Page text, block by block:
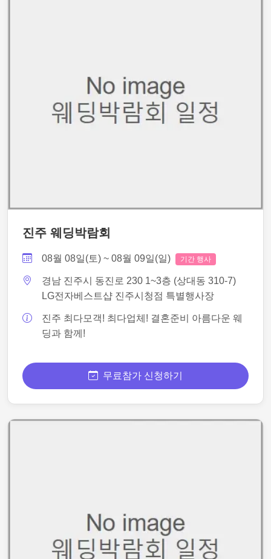
진주 웨딩박람회
08월 08일(토) ~ 08월 09일(일) 기간 행사
경남 진주시 동진로 230 1~3층 (상대동 310-7)
LG전자베스트샵 진주시청점 특별행사장
진주 최다모객! 최다업체! 결혼준비 아름다운 웨
딩과 함께!
무료참가 신청하기